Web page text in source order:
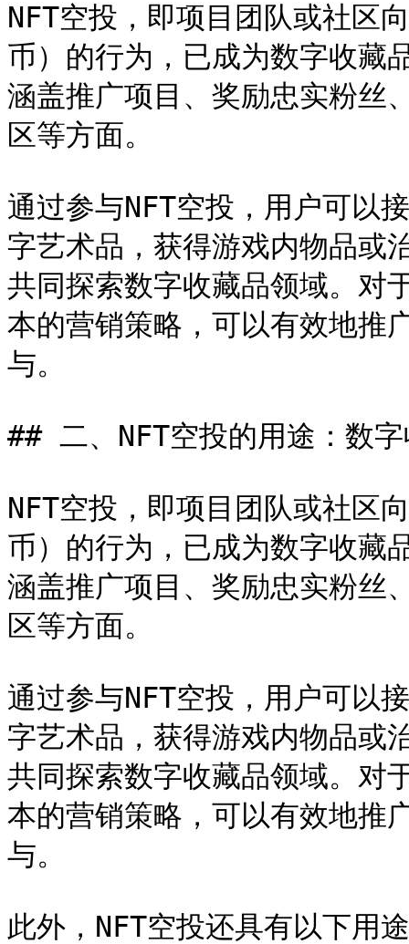
NFT空投，即项目团队或社区
币）的行为，已成为数字收藏
涵盖推广项目、奖励忠实粉丝
区等方面。
通过参与NFT空投，用户可以
字艺术品，获得游戏内物品或
共同探索数字收藏品领域。对
本的营销策略，可以有效地推
与。
## 二、NFT空投的用途：数
NFT空投，即项目团队或社区
币）的行为，已成为数字收藏
涵盖推广项目、奖励忠实粉丝
区等方面。
通过参与NFT空投，用户可以
字艺术品，获得游戏内物品或
共同探索数字收藏品领域。对
本的营销策略，可以有效地推
与。
此外，NFT空投还具有以下用